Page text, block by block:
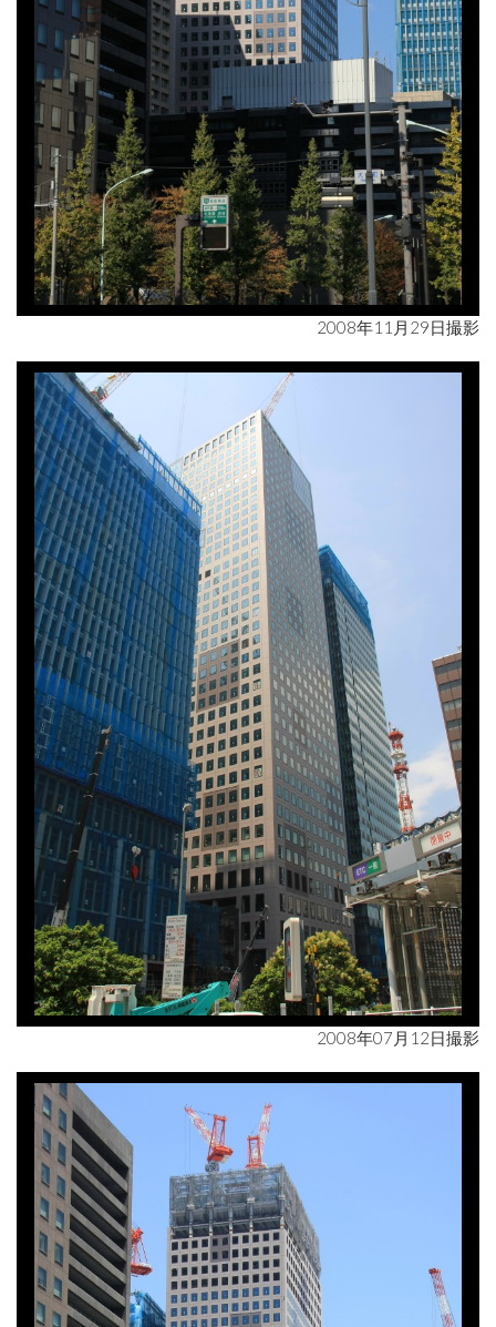
2008年11月29日撮影
2008年07月12日撮影